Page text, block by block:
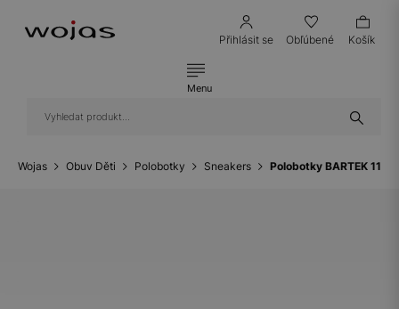
Přihlásit se Obľúbené Košík
Menu
Wojas Obuv Děti Polobotky Sneakers Polobotky BARTEK